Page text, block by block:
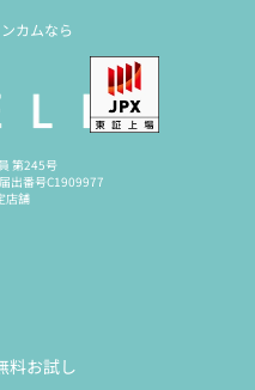
カムなら
第245号
出番号C1909977
店舗
料お試し